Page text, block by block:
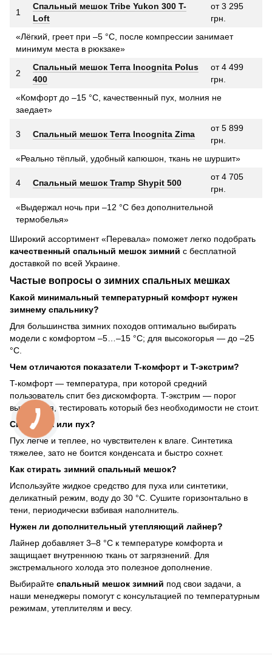
1
Спальный мешок Tribe Yukon 300 T-
Loft
от 3 295
грн.
«Лёгкий, греет при –5 °C, после компрессии занимает
минимум места в рюкзаке»
2
Спальный мешок Terra Incognita Polus
400
от 4 499
грн.
«Комфорт до –15 °C, качественный пух, молния не
заедает»
3 Спальный мешок Terra Incognita Zima
от 5 899
грн.
«Реально тёплый, удобный капюшон, ткань не шуршит»
4 Спальный мешок Tramp Shypit 500
от 4 705
грн.
«Выдержал ночь при –12 °C без дополнительной
термобелья»
Широкий ассортимент «Перевала» поможет легко подобрать
качественный спальный мешок зимний с бесплатной
доставкой по всей Украине.
Частые вопросы о зимних спальных мешках
Какой минимальный температурный комфорт нужен
зимнему спальнику?
Для большинства зимних походов оптимально выбирать
модели с комфортом –5…–15 °C; для высокогорья — до –25
°C.
Чем отличаются показатели T-комфорт и T-экстрим?
T-комфорт — температура, при которой средний
пользователь спит без дискомфорта. T-экстрим — порог
выживания, тестировать который без необходимости не стоит.
Синтетика или пух?
Пух легче и теплее, но чувствителен к влаге. Синтетика
тяжелее, зато не боится конденсата и быстро сохнет.
Как стирать зимний спальный мешок?
Используйте жидкое средство для пуха или синтетики,
деликатный режим, воду до 30 °C. Сушите горизонтально в
тени, периодически взбивая наполнитель.
Нужен ли дополнительный утепляющий лайнер?
Лайнер добавляет 3–8 °C к температуре комфорта и
защищает внутреннюю ткань от загрязнений. Для
экстремального холода это полезное дополнение.
Выбирайте спальный мешок зимний под свои задачи, а
наши менеджеры помогут с консультацией по температурным
режимам, утеплителям и весу.